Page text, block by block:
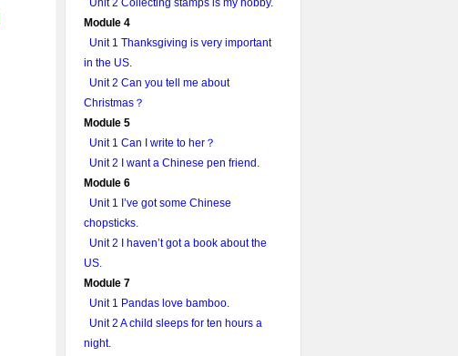
Unit 2 Collecting stamps is my hobby.
Module 4
Unit 1 Thanksgiving is very important
in the US.
Unit 2 Can you tell me about
Christmas？
Module 5
Unit 1 Can I write to her？
Unit 2 I want a Chinese pen friend.
Module 6
Unit 1 I’ve got some Chinese
chopsticks.
Unit 2 I haven’t got a book about the
US.
Module 7
Unit 1 Pandas love bamboo.
Unit 2 A child sleeps for ten hours a
night.